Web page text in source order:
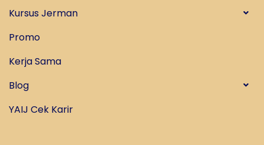
Kursus Jerman
Promo
Kerja Sama
Blog
YAIJ Cek Karir